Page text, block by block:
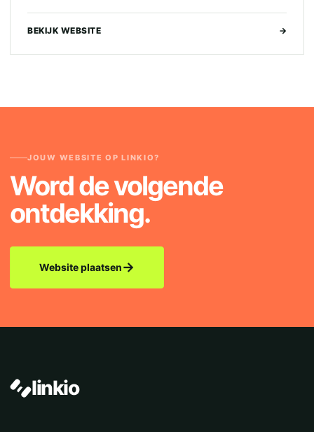
BEKIJK WEBSITE →
JOUW WEBSITE OP LINKIO?
Word de volgende
ontdekking.
Website plaatsen→
linkio